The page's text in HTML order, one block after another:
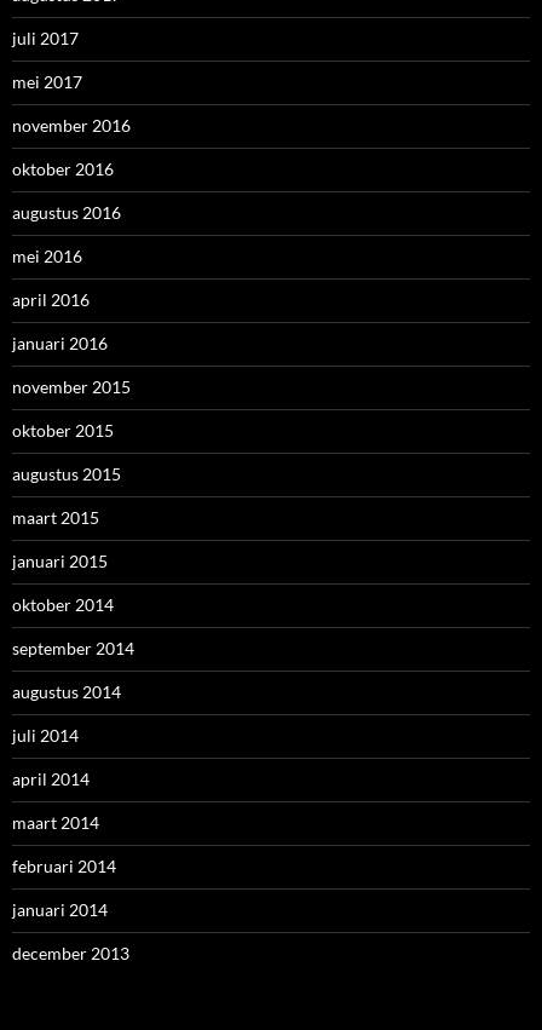
juli 2017
mei 2017
november 2016
oktober 2016
augustus 2016
mei 2016
april 2016
januari 2016
november 2015
oktober 2015
augustus 2015
maart 2015
januari 2015
oktober 2014
september 2014
augustus 2014
juli 2014
april 2014
maart 2014
februari 2014
januari 2014
december 2013